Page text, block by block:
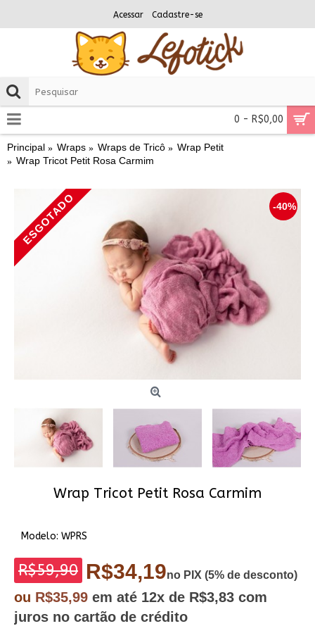
Acessar Cadastre-se
0 - R$0,00
Principal Wraps Wraps de Tricô
Wrap Petit
Wrap Tricot Petit Rosa Carmim
-40%
ESGOTADO
Wrap Tricot Petit Rosa Carmim
Modelo: WPRS
R$59,90 R$34,19no PIX (5% de desconto)
ou R$35,99 em até 12x de R$3,83 com
juros no cartão de crédito